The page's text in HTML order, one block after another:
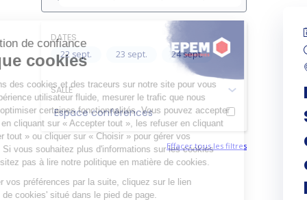
DATES
22 sept.
23 sept. 24 sept.
SALLE
Espace conférences
Effacer tous les filtres